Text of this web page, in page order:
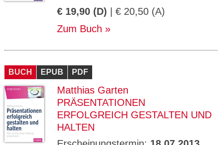
€ 19,90 (D) | € 20,50 (A)
Zum Buch
BUCH EPUB PDF
Matthias Garten
PRÄSENTATIONEN
ERFOLGREICH GESTALTEN UND
HALTEN